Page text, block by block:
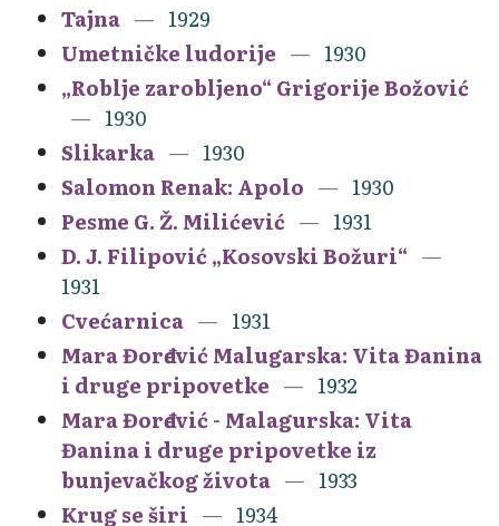
Tajna
1929
Umetničke ludorije
1930
„Roblje zarobljeno“ Grigorije Božović
1930
Slikarka
1930
Salomon Renak: Apolo
1930
Pesme G. Ž. Milićević
1931
D. J. Filipović „Kosovski Božuri“
1931
Cvećarnica
1931
Mara Đorđević Malugarska: Vita Đanina
i druge pripovetke
1932
Mara Đorđević - Malagurska: Vita
Đanina i druge pripovetke iz
bunjevačkog života
1933
Krug se širi
1934